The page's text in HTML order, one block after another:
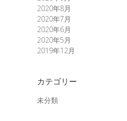
2020年8月
2020年7月
2020年6月
2020年5月
2019年12月
カテゴリー
未分類